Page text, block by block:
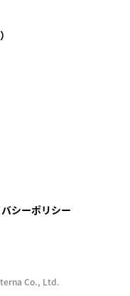
シーポリシー
Co., Ltd.